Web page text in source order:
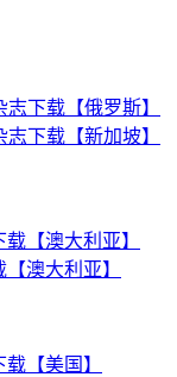
志下载【俄罗斯】
志下载【新加坡】
澳大利亚】